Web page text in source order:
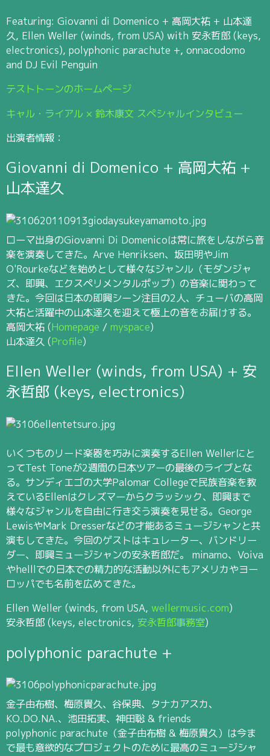
Featuring: Giovanni di Domenico + 高岡大祐 + 山本達
久, Ellen Weller (winds, from USA) with 安永哲郎 (keys,
electronics), polyphonic parachute +, onnacodomo
and DJ Evil Penguin
テストトーンのホームページ
キャル・ライアル × 鈴木康文 スペシャルインタビュー
出演者情報：
Giovanni di Domenico + 高岡大祐 +
山本達久
ローマ出身のGiovanni Di Domenicoは常に旅をしながら音
楽を演奏してきた。Arve Henriksen、坂田明やJim
O'Rourkeなどを始めとして様々なジャンル（モダンジャ
ズ、即興、エクスペリメンタルポップ）の音楽に関わって
きた。今回は日本の即興シーン注目の2人、チューバの高岡
大祐と活躍中の山本達久を迎えて極上の音をお届けする。
高岡大祐 (Homepage / myspace)
山本達久 (Profile)
Ellen Weller (winds, from USA) + 安
永哲郎 (keys, electronics)
いくつものリード楽器を巧みに演奏するEllen Wellerにと
ってTest Toneが2週間の日本ツアーの最後のライブとな
る。サンディエゴの大学Palomar Collegeで民族音楽を教
えているEllenはクレズマーからクラッシック、即興まで
様々なジャンルを自由に行き交う演奏を見せる。George
LewisやMark Dresserなどの才能あるミュージシャンと共
演もしてきた。今回のゲストはキュレーター、バンドリー
ダー、即興ミュージシャンの安永哲郎だ。 minamo、Voiva
やhelllでの日本での精力的な活動以外にもアメリカやヨー
ロッパでも名前を広めてきた。
Ellen Weller (winds, from USA, wellermusic.com)
安永哲郎 (keys, electronics, 安永哲郎事務室)
polyphonic parachute +
金子由布樹、梅原貴久、谷保典、タナカアスカ、
KO.DO.NA.、池田拓実、神田聡 & friends
polyphonic parachute（金子由布樹 & 梅原貴久）は今ま
で最も意欲的なプロジェクトのために最高のミュージシャ